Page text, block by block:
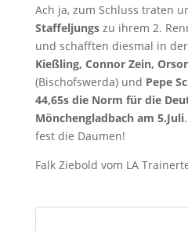
Ach ja, zum Schluss traten
Staffeljungszu ihrem 2.
und schafften diesmal in
Kießling, Connor Zein,
(Bischofswerda) und Pepe
44,65s die Norm für die
Mönchengladbach am 5.Juli
fest die Daumen!
Falk Ziebold vom LA